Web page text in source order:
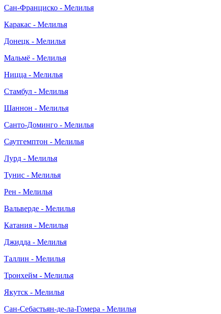
Сан-Франциско - Мелилья
Каракас - Мелилья
Донецк - Мелилья
Мальмё - Мелилья
Ницца - Мелилья
Стамбул - Мелилья
Шаннон - Мелилья
Санто-Доминго - Мелилья
Саутгемптон - Мелилья
Лурд - Мелилья
Тунис - Мелилья
Рен - Мелилья
Вальверде - Мелилья
Катания - Мелилья
Джидда - Мелилья
Таллин - Мелилья
Тронхейм - Мелилья
Якутск - Мелилья
Сан-Себастьян-де-ла-Гомера - Мелилья